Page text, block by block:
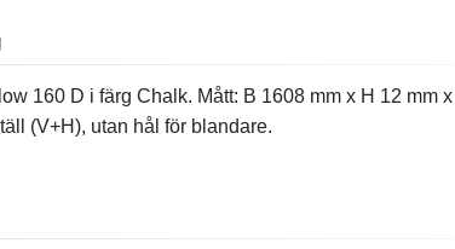
160 D i färg Chalk. Mått: B 1608 mm x H 12 mm
(V+H), utan hål för blandare.